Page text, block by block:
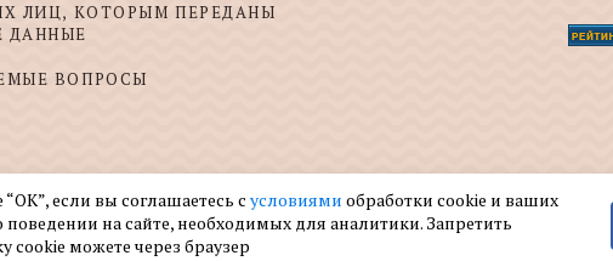
ЛИЦ, КОТОРЫМ ПЕРЕДАНЫ
ДАННЫЕ
ВОПРОСЫ
если вы соглашаетесь с условиями обработки cookie и ваших
поведении на сайте, необходимых для аналитики. Запретить
cookie можете через браузер